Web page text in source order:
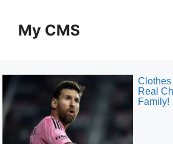
contentMy CMS